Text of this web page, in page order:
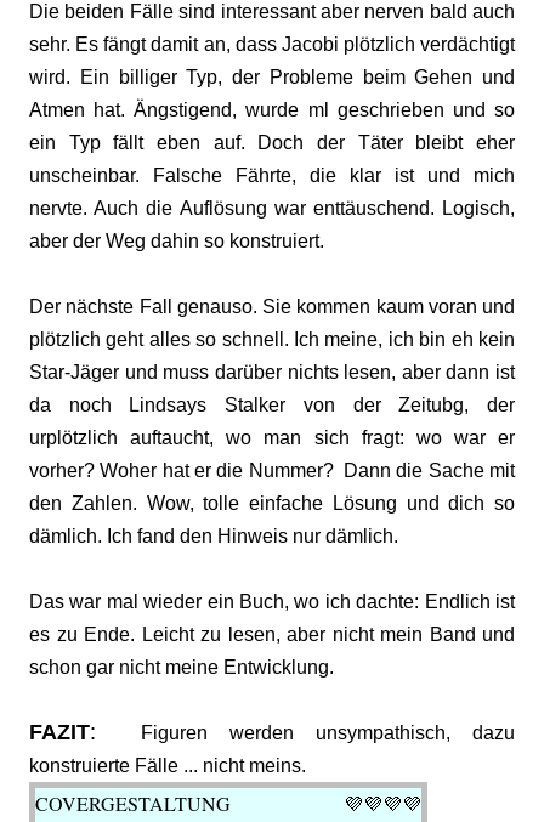
Die beiden Fälle sind interessant aber nerven bald auch
sehr. Es fängt damit an, dass Jacobi plötzlich verdächtigt
wird. Ein billiger Typ, der Probleme beim Gehen und
Atmen hat. Ängstigend, wurde ml geschrieben und so
ein Typ fällt eben auf. Doch der Täter bleibt eher
unscheinbar. Falsche Fährte, die klar ist und mich
nervte. Auch die Auflösung war enttäuschend. Logisch,
aber der Weg dahin so konstruiert.
Der nächste Fall genauso. Sie kommen kaum voran und
plötzlich geht alles so schnell. Ich meine, ich bin eh kein
Star-Jäger und muss darüber nichts lesen, aber dann ist
da noch Lindsays Stalker von der Zeitubg, der
urplötzlich auftaucht, wo man sich fragt: wo war er
vorher? Woher hat er die Nummer? Dann die Sache mit
den Zahlen. Wow, tolle einfache Lösung und dich so
dämlich. Ich fand den Hinweis nur dämlich.
Das war mal wieder ein Buch, wo ich dachte: Endlich ist
es zu Ende. Leicht zu lesen, aber nicht mein Band und
schon gar nicht meine Entwicklung.
FAZIT:
Figuren werden unsympathisch, dazu
konstruierte Fälle ... nicht meins.
COVERGESTALTUNG 💜💜💜💜